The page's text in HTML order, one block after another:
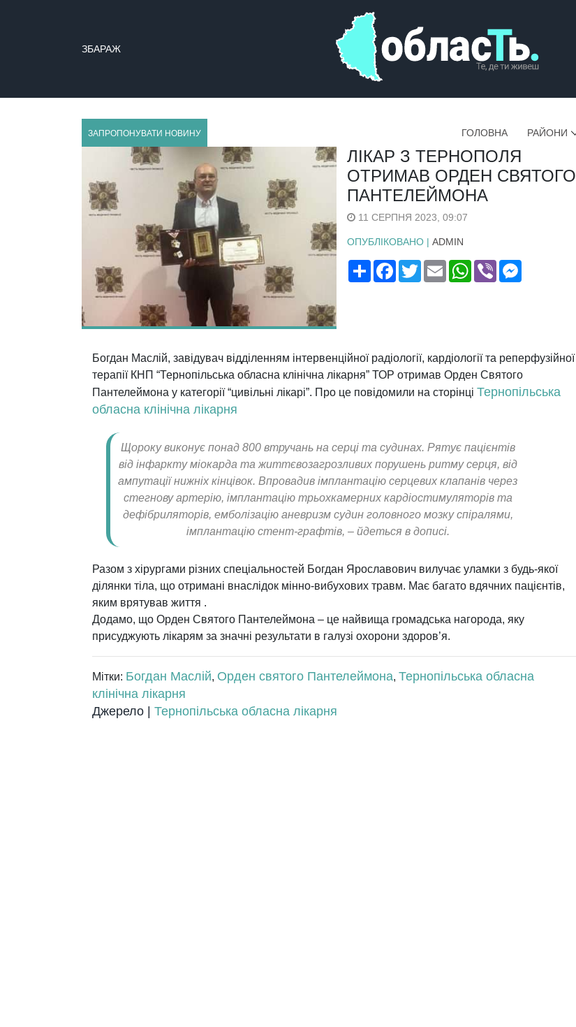
ЗАПРОПОНУВАТИ НОВИНУ ГОЛОВНА РАЙОНИ
ЛІКАР З ТЕРНОПОЛЯ
ОТРИМАВ ОРДЕН СВЯТОГО
ПАНТЕЛЕЙМОНА
11 СЕРПНЯ 2023, 09:07
ОПУБЛІКОВАНО | ADMIN
ПоширитиFacebook
TwitterEmail WhatsApp
Viber
Богдан Маслій, завідувач відділенням інтервенційної радіології, кардіології та реперфузійної
терапії КНП “Тернопільська обласна клінічна лікарня” ТОР отримав Орден Святого
Пантелеймона у категорії “цивільні лікарі”. Про це повідомили на сторінці Тернопільська
обласна клінічна лікарня
Щороку виконує понад 800 втручань на серці та судинах. Рятує пацієнтів
від інфаркту міокарда та життєвозагрозливих порушень ритму серця, від
ампутації нижніх кінцівок. Впровадив імплантацію серцевих клапанів через
стегнову артерію, імплантацію трьохкамерних кардіостимуляторів та
дефібриляторів, емболізацію аневризм судин головного мозку спіралями,
імплантацію стент-графтів, – йдеться в дописі.
Разом з хірургами різних спеціальностей Богдан Ярославович вилучає уламки з будь-якої
ділянки тіла, що отримані внаслідок мінно-вибухових травм. Має багато вдячних пацієнтів,
яким врятував життя .
Додамо, що Орден Святого Пантелеймона – це найвища громадська нагорода, яку
присуджують лікарям за значні результати в галузі охорони здоров’я.
Мітки: Богдан Маслій, Орден святого Пантелеймона, Тернопільська обласна
клінічна лікарня
Джерело | Тернопільська обласна лікарня